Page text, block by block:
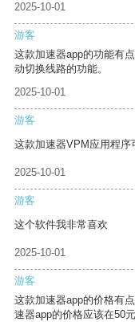
2025-10-01
游客
这款加速器app的功能有
动切换线路的功能。
2025-10-01
游客
这款加速器VPM应用程序
2025-10-01
游客
这个软件我非常喜欢
2025-10-01
游客
这款加速器app的价格有
速器app的价格应该在50